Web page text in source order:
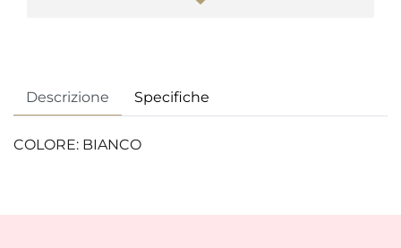
Descrizione Specifiche
COLORE: BIANCO